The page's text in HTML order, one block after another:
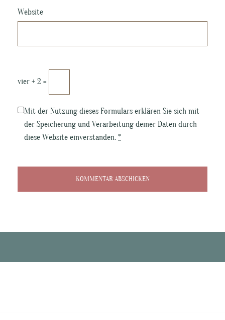
Website
vier + 2 =
Mit der Nutzung dieses Formulars erklären Sie sich mit
der Speicherung und Verarbeitung deiner Daten durch
diese Website einverstanden. *